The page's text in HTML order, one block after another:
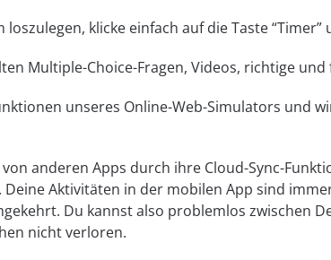
loszulegen, klicke einfach auf die Taste
Multiple-Choice-Fragen, Videos, richtige
unseres Online-Web-Simulators und
anderen Apps durch ihre Cloud-Sync-
Aktivitäten in der mobilen App sind
Du kannst also problemlos zwischen
nicht verloren.